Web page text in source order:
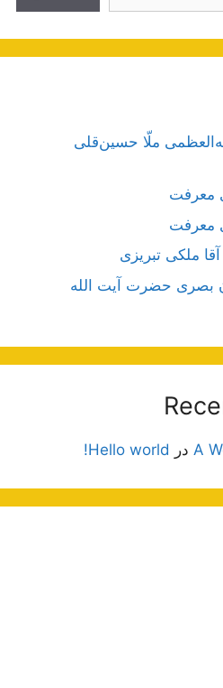
ملّا حسین‌قلی
معرفت
معرفت
ملکی تبریزی
بصری حضرت آیت الله
A در Hello world!